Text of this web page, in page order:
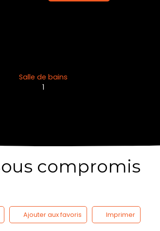
Salle de bains
1
compromis
Ajouter aux favoris Imprimer